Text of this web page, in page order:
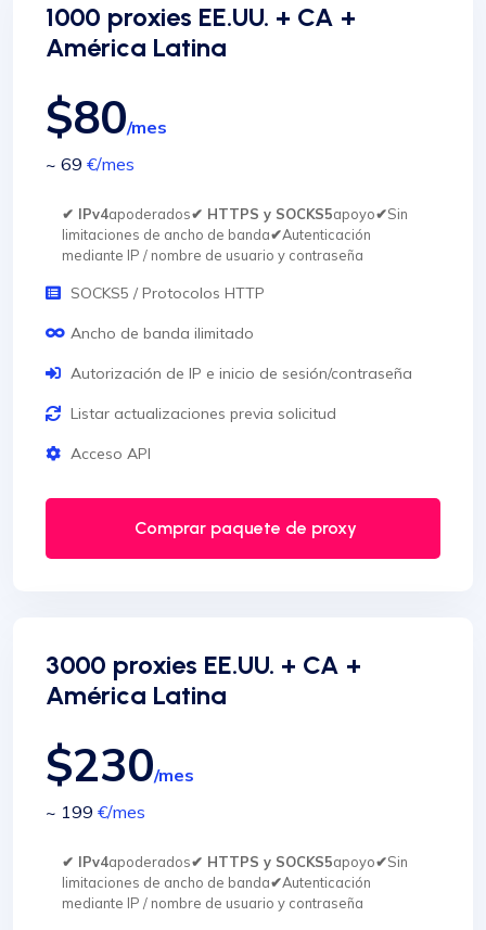
1000 proxies EE.UU. + CA +
América Latina
$80/mes
~ 69 €/mes
✔ IPv4apoderados✔ HTTPS y SOCKS5apoyo✔Sin
limitaciones de ancho de banda✔Autenticación
mediante IP / nombre de usuario y contraseña
SOCKS5 / Protocolos HTTP
Ancho de banda ilimitado
Autorización de IP e inicio de sesión/contraseña
Listar actualizaciones previa solicitud
Acceso API
Comprar paquete de proxy
3000 proxies EE.UU. + CA +
América Latina
$230/mes
~ 199 €/mes
✔ IPv4apoderados✔ HTTPS y SOCKS5apoyo✔Sin
limitaciones de ancho de banda✔Autenticación
mediante IP / nombre de usuario y contraseña